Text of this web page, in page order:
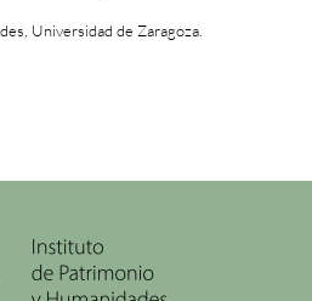
Universidad de Zaragoza.